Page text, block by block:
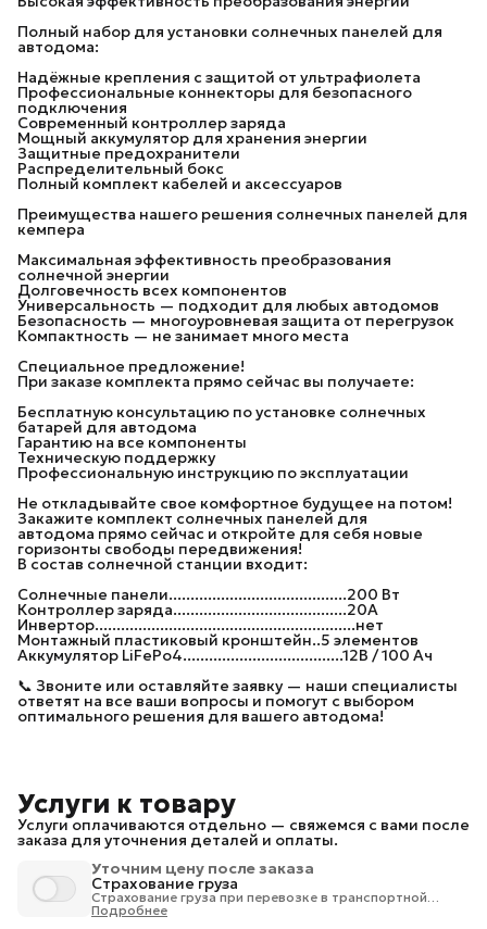
Полный набор для установки солнечных панелей для
автодома:
Надёжные крепления с защитой от ультрафиолета
Профессиональные коннекторы для безопасного
подключения
Современный контроллер заряда
Мощный аккумулятор для хранения энергии
Защитные предохранители
Распределительный бокс
Полный комплект кабелей и аксессуаров
Преимущества нашего решения солнечных панелей для
кемпера
Максимальная эффективность преобразования
солнечной энергии
Долговечность всех компонентов
Универсальность — подходит для любых автодомов
Безопасность — многоуровневая защита от перегрузок
Компактность — не занимает много места
Специальное предложение!
При заказе комплекта прямо сейчас вы получаете:
Бесплатную консультацию по установке солнечных
батарей для автодома
Гарантию на все компоненты
Техническую поддержку
Профессиональную инструкцию по эксплуатации
Не откладывайте свое комфортное будущее на потом!
Закажите комплект солнечных панелей для
автодома прямо сейчас и откройте для себя новые
горизонты свободы передвижения!
В состав солнечной станции входит:
Солнечные панели.........................................200 Вт
Контроллер заряда........................................20А
Инвертор............................................................нет
Монтажный пластиковый кронштейн..5 элементов
Аккумулятор LiFePo4.....................................12В / 100 Ач
📞 Звоните или оставляйте заявку — наши специалисты
ответят на все ваши вопросы и помогут с выбором
оптимального решения для вашего автодома!
Услуги к товару
Услуги оплачиваются отдельно — свяжемся с вами после
заказа для уточнения деталей и оплаты.
Уточним цену после заказа
Страхование груза
Страхование груза при перевозке в транспортной
компании 1% от стоимости груза.
Подробнее